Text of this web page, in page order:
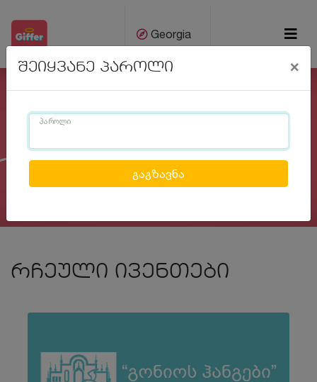
Georgia
Previous
რჩეული ივენთები
შეიყვანე პაროლი ×
პაროლი